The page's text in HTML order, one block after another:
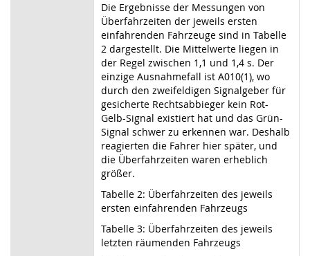
Die Ergebnisse der Messungen von
Überfahrzeiten der jeweils ersten
einfahrenden Fahrzeuge sind in Tabelle
2 dargestellt. Die Mittelwerte liegen in
der Regel zwischen 1,1 und 1,4 s. Der
einzige Ausnahmefall ist A010(1), wo
durch den zweifeldigen Signalgeber für
gesicherte Rechtsabbieger kein Rot-
Gelb-Signal existiert hat und das Grün-
Signal schwer zu erkennen war. Deshalb
reagierten die Fahrer hier später, und
die Überfahrzeiten waren erheblich
größer.
Tabelle 2: Überfahrzeiten des jeweils
ersten einfahrenden Fahrzeugs
Tabelle 3: Überfahrzeiten des jeweils
letzten räumenden Fahrzeugs